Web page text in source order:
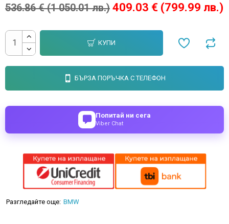
409.03 € (799.99 лв.)
536.86 € (1 050.01 лв.)
КУПИ
БЪРЗА ПОРЪЧКА С ТЕЛЕФОН
Попитай ни сега
Viber Chat
Разгледайте още: BMW